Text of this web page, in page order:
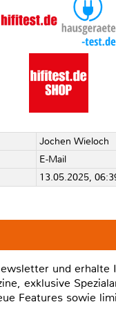
Jochen Wieloch
E-Mail
13.05.2025,
und erhalte
exklusive
Features sowie